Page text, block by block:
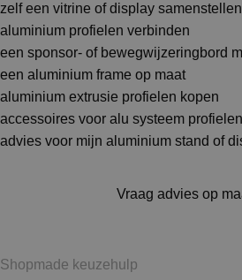
zelf een vitrine of display samenstellen
aluminium profielen verbinden
een sponsor- of bewegwijzeringbord
een aluminium frame op maat
aluminium extrusie profielen kopen
accessoires voor alu systeem profielen
advies voor mijn aluminium stand of
Vraag advies op
Shopmade keuzehulp